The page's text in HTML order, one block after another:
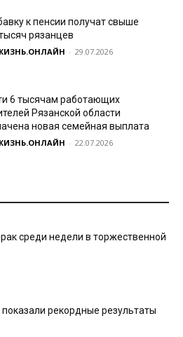
к пенсии получат свыше
рязанцев
- 29.07.2026
6 тысячам работающих
Рязанской области
новая семейная выплата
- 22.07.2026
среди недели в торжественной
рекордные результаты